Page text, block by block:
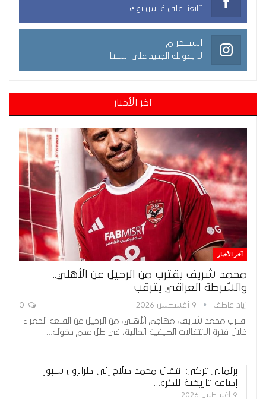
تابعنا على فيس بوك
انستجرام
لا يفوتك الجديد على انستا
آخر الأخبار
آخر الأخبار
محمد شريف يقترب من الرحيل عن الأهلي..
والشرطة العراقي يترقب
زياد عاطف 9 أغسطس 2026
اقترب محمد شريف، مهاجم الأهلي، من الرحيل عن القلعة الحمراء
خلال فترة الانتقالات الصيفية الحالية، في ظل عدم دخوله…
برلماني تركي: انتقال محمد صلاح إلى طرابزون سبور
إضافة تاريخية للكرة…
9 أغسطس 2026